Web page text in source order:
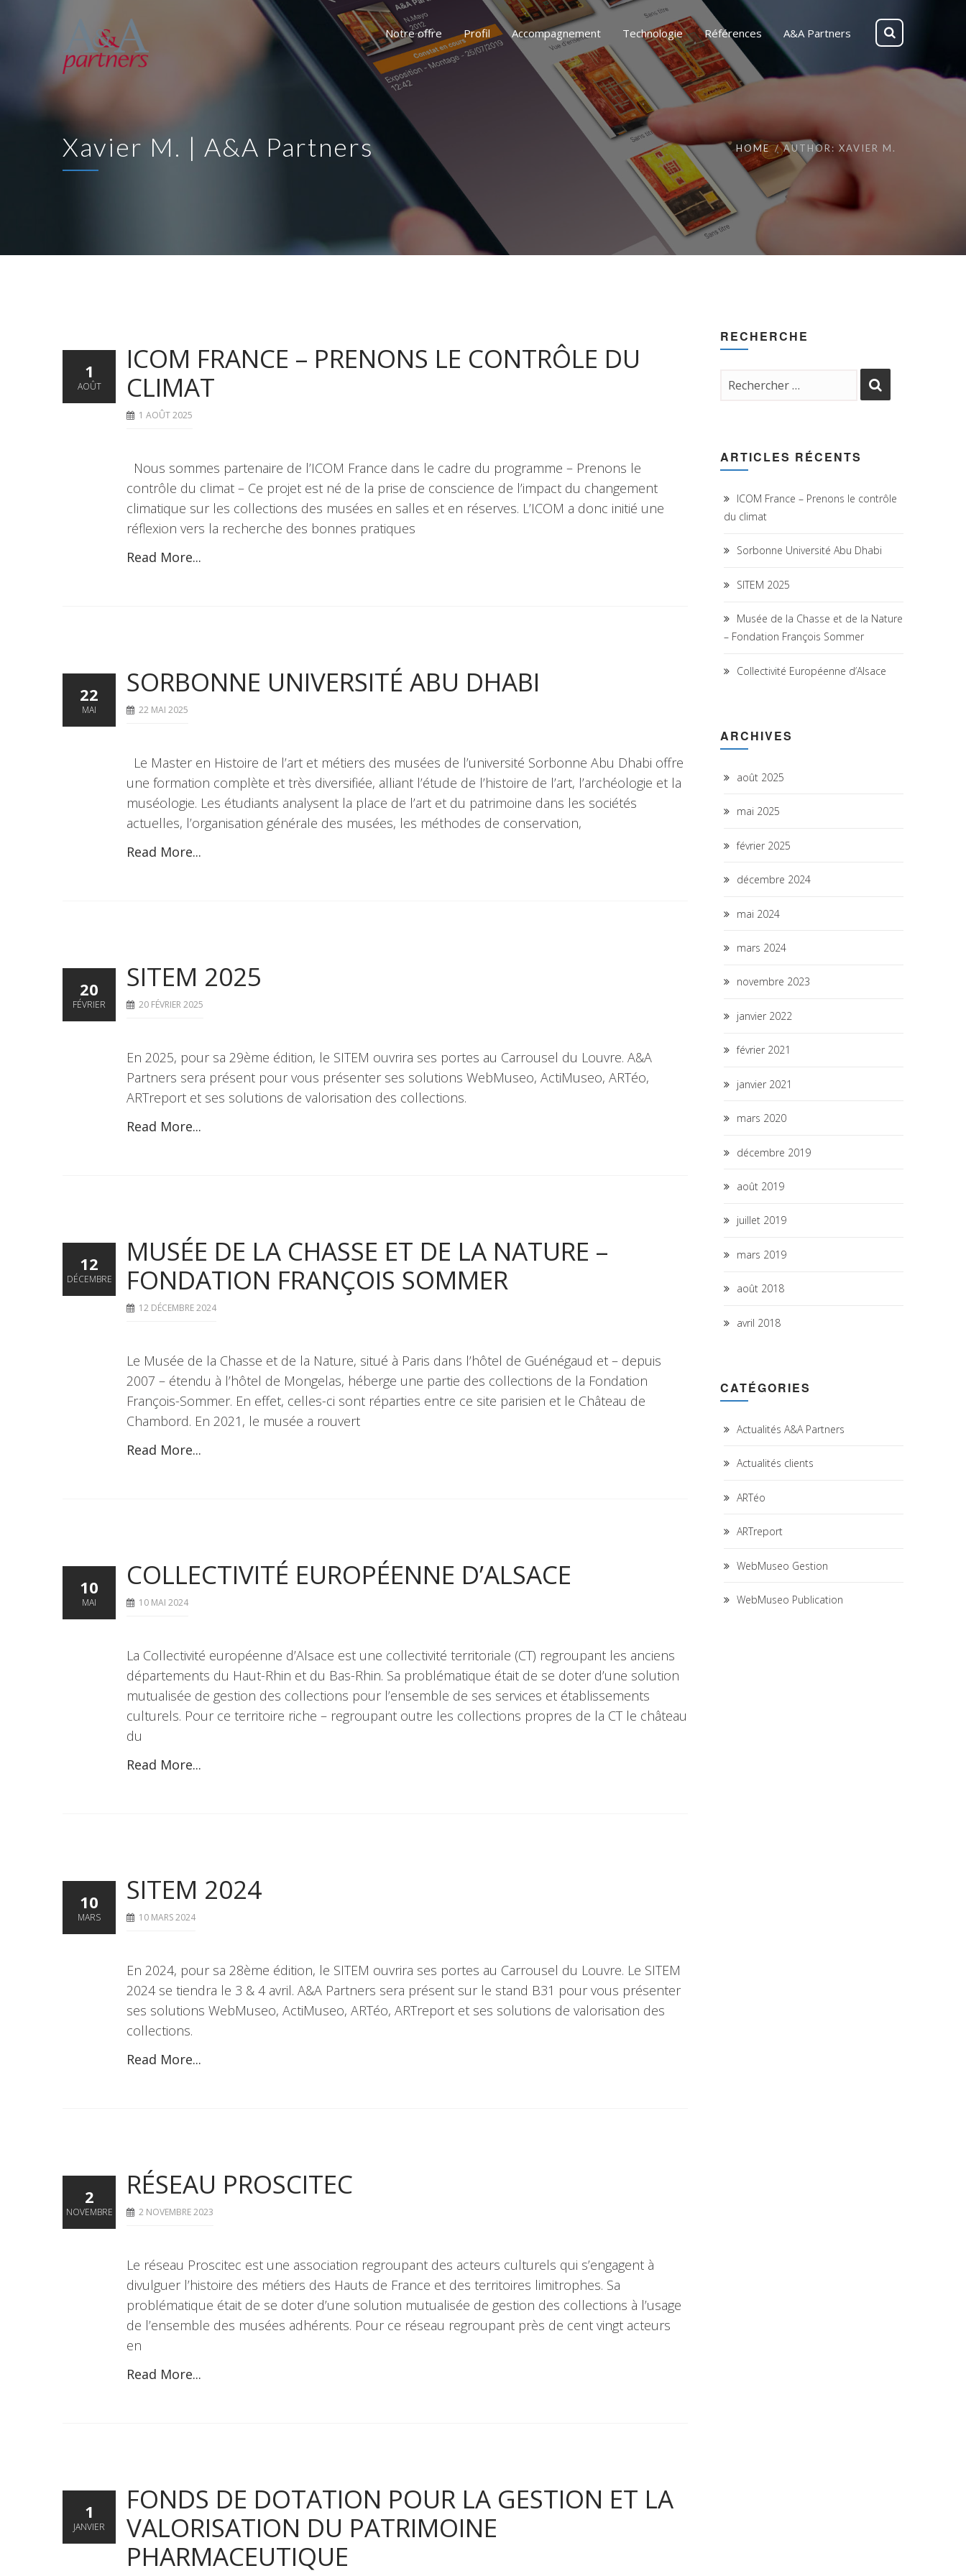
Notre offre Profil Accompagnement Technologie Références A&A Partners
Xavier M. | A&A Partners HOME AUTHOR: XAVIER M.
ICOM FRANCE – PRENONS LE CONTRÔLE DU
CLIMAT
1 AOÛT 2025
Nous sommes partenaire de l’ICOM France dans le cadre du programme – Prenons le
contrôle du climat – Ce projet est né de la prise de conscience de l’impact du changement
climatique sur les collections des musées en salles et en réserves. L’ICOM a donc initié une
réflexion vers la recherche des bonnes pratiques
Read More...
1
AOÛT
SORBONNE UNIVERSITÉ ABU DHABI
22 MAI 2025
Le Master en Histoire de l’art et métiers des musées de l’université Sorbonne Abu Dhabi offre
une formation complète et très diversifiée, alliant l’étude de l’histoire de l’art, l’archéologie et la
muséologie. Les étudiants analysent la place de l’art et du patrimoine dans les sociétés
actuelles, l’organisation générale des musées, les méthodes de conservation,
Read More...
22
MAI
SITEM 2025
20 FÉVRIER 2025
En 2025, pour sa 29ème édition, le SITEM ouvrira ses portes au Carrousel du Louvre. A&A
Partners sera présent pour vous présenter ses solutions WebMuseo, ActiMuseo, ARTéo,
ARTreport et ses solutions de valorisation des collections.
Read More...
20
FÉVRIER
MUSÉE DE LA CHASSE ET DE LA NATURE –
FONDATION FRANÇOIS SOMMER
12 DÉCEMBRE 2024
Le Musée de la Chasse et de la Nature, situé à Paris dans l’hôtel de Guénégaud et – depuis
2007 – étendu à l’hôtel de Mongelas, héberge une partie des collections de la Fondation
François-Sommer. En effet, celles-ci sont réparties entre ce site parisien et le Château de
Chambord. En 2021, le musée a rouvert
Read More...
12
DÉCEMBRE
COLLECTIVITÉ EUROPÉENNE D’ALSACE
10 MAI 2024
La Collectivité européenne d’Alsace est une collectivité territoriale (CT) regroupant les anciens
départements du Haut-Rhin et du Bas-Rhin. Sa problématique était de se doter d’une solution
mutualisée de gestion des collections pour l’ensemble de ses services et établissements
culturels. Pour ce territoire riche – regroupant outre les collections propres de la CT le château
du
Read More...
10
MAI
SITEM 2024
10 MARS 2024
En 2024, pour sa 28ème édition, le SITEM ouvrira ses portes au Carrousel du Louvre. Le SITEM
2024 se tiendra le 3 & 4 avril. A&A Partners sera présent sur le stand B31 pour vous présenter
ses solutions WebMuseo, ActiMuseo, ARTéo, ARTreport et ses solutions de valorisation des
collections.
Read More...
10
MARS
RÉSEAU PROSCITEC
2 NOVEMBRE 2023
Le réseau Proscitec est une association regroupant des acteurs culturels qui s’engagent à
divulguer l’histoire des métiers des Hauts de France et des territoires limitrophes. Sa
problématique était de se doter d’une solution mutualisée de gestion des collections à l’usage
de l’ensemble des musées adhérents. Pour ce réseau regroupant près de cent vingt acteurs
en
Read More...
2
NOVEMBRE
FONDS DE DOTATION POUR LA GESTION ET LA
VALORISATION DU PATRIMOINE
PHARMACEUTIQUE
1
JANVIER
RECHERCHE
ARTICLES RÉCENTS
ICOM France – Prenons le contrôle
du climat
Sorbonne Université Abu Dhabi
SITEM 2025
Musée de la Chasse et de la Nature
– Fondation François Sommer
Collectivité Européenne d’Alsace
ARCHIVES
août 2025
mai 2025
février 2025
décembre 2024
mai 2024
mars 2024
novembre 2023
janvier 2022
février 2021
janvier 2021
mars 2020
décembre 2019
août 2019
juillet 2019
mars 2019
août 2018
avril 2018
CATÉGORIES
Actualités A&A Partners
Actualités clients
ARTéo
ARTreport
WebMuseo Gestion
WebMuseo Publication